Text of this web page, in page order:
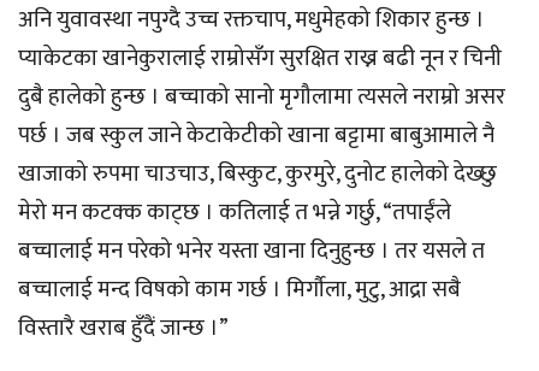
अनि युवावस्था नपुग्दै उच्च रक्तचाप, मधुमेहको शिकार हुन्छ ।
प्याकेटका खानेकुरालाई राम्रोसँग सुरक्षित राख्न बढी नून र चिनी
दुबै हालेको हुन्छ । बच्चाको सानो मृगौलामा त्यसले नराम्रो असर
पर्छ । जब स्कुल जाने केटाकेटीको खाना बट्टामा बाबुआमाले नै
खाजाको रुपमा चाउचाउ, बिस्कुट, कुरमुरे, दुनोट हालेको देख्छु
मेरो मन कटक्क काट्छ । कतिलाई त भन्ने गर्छु, “तपाईंले
बच्चालाई मन परेको भनेर यस्ता खाना दिनुहुन्छ । तर यसले त
बच्चालाई मन्द विषको काम गर्छ । मिर्गौला, मुटु, आद्रा सबै
विस्तारै खराब हुँदैं जान्छ ।”